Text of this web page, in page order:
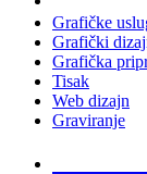
Grafičke
Grafički
Grafička
Tisak
Web dizajn
Graviranje